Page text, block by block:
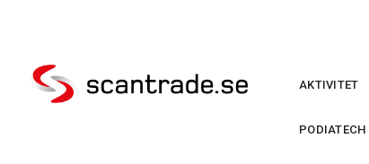
AKTIVITET
PODIATECH